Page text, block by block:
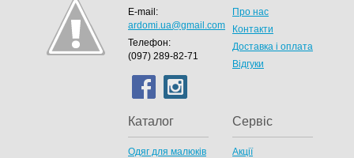
E-mail:
ardomi.ua@gmail.com
Телефон:
(097) 289-82-71
Про нас
Контакти
Доставка і оплата
Відгуки
Каталог
Одяг для малюків
Сервіс
Акції